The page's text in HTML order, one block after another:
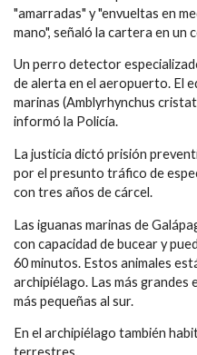
"amarradas" y "envueltas en
mano", señaló la cartera en un
Un perro detector
de alerta en el aeropuerto. El
marinas (Amblyrhynchus
informó la Policía.
La justicia dictó prisión
por el presunto tráfico de
con tres años de cárcel.
Las iguanas marinas de
con capacidad de bucear y
60 minutos. Estos animales
archipiélago. Las más grandes
más pequeñas al sur.
En el archipiélago también